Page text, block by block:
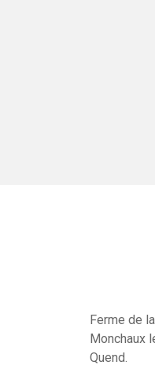
Ferme de
Monchaux
Quend.